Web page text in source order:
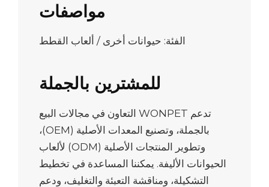
مواصفات
الفئة: حيوانات أخرى / ألعاب القطط
للمشترين بالجملة
تدعم WONPET التعاون في مجالات البيع
بالجملة، وتصنيع المعدات الأصلية (OEM)،
وتطوير المنتجات الأصلية (ODM) لألعاب
الحيوانات الأليفة. يمكننا المساعدة في تخطيط
التشكيلة، ومناقشة التعبئة والتغليف، ودعم